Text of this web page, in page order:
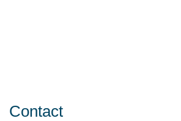
Contact